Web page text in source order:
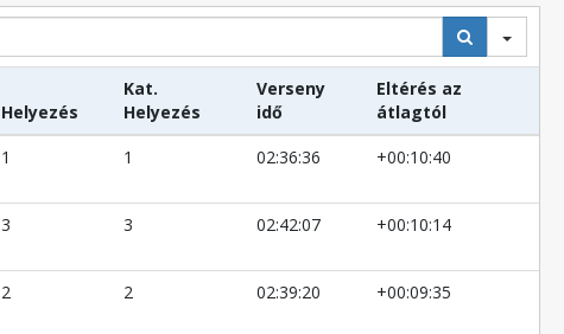
Helyezés
Kat.
Helyezés
Verseny
idő
Eltérés az
átlagtól
1 1 02:36:36 +00:10:40
3 3 02:42:07 +00:10:14
2 2 02:39:20 +00:09:35